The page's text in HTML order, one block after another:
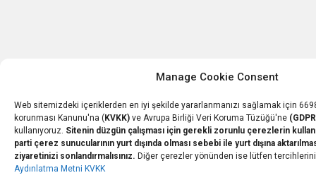
Manage Cookie Consent
Web sitemizdeki içeriklerden en iyi şekilde yararlanmanızı sağlamak için
korunması Kanunu'na ( KVKK) ve Avrupa Birliği Veri Koruma Tüzüğü'ne
kullanıyoruz. Sitenin düzgün çalışması için gerekli zorunlu çerezlerin
parti çerez sunucularının yurt dışında olması sebebi ile yurt dışına
ziyaretinizi sonlandırmalısınız. Diğer çerezler yönünden ise lütfen
Aydınlatma Metni KVKK